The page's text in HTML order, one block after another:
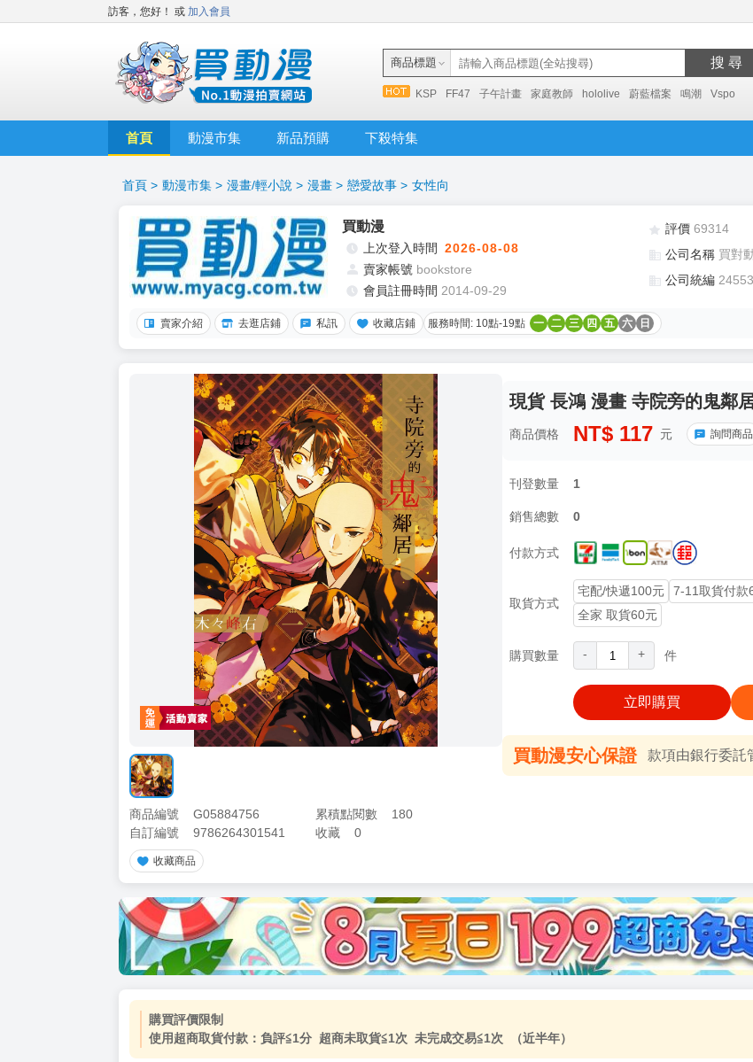
訪客，您好！ 或 加入會員
商品標題 搜 尋
KSP FF47 子午計畫 家庭教師 hololive 蔚藍檔案 鳴潮 Vspo
首頁 動漫市集 新品預購 下殺特集
首頁 > 動漫市集 > 漫畫/輕小說 > 漫畫 > 戀愛故事 > 女性向
買動漫
上次登入時間 2026-08-08
賣家帳號 bookstore
會員註冊時間 2014-09-29
評價 69314
公司名稱 買對
公司統編
賣家介紹 去逛店鋪 私訊 收藏店鋪 服務時間: 10點-19點 一 二 三 四 五 六 日
商品編號 G05884756 累積點閱數
180
自訂編號
9786264301541 收藏 0
收藏商品
現貨 長鴻 漫畫 寺院旁的鬼鄰
商品價格 NT$ 117 元 詢問商品
刊登數量 1
銷售總數 0
付款方式
取貨方式
宅配/快遞100元 7-11取貨付款
全家 取貨60元
購買數量 - + 件
立即購買
買動漫安心保證 款項由銀行委託
購買評價限制
使用超商取貨付款：負評≦1分 超商未取貨≦1次 未完成交易≦1次 （近半年）